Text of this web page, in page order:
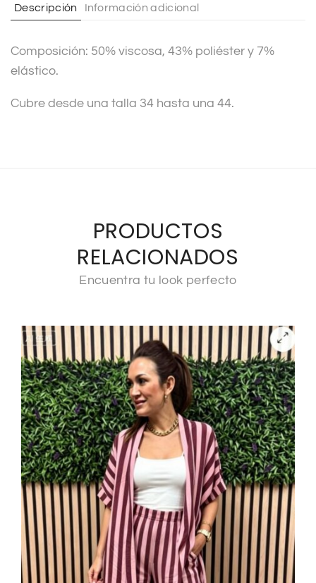
i
e
:
Descripción Información adicional
Composición: 50% viscosa, 43% poliéster y 7%
elástico.
Cubre desde una talla 34 hasta una 44.
PRODUCTOS
RELACIONADOS
Encuentra tu look perfecto